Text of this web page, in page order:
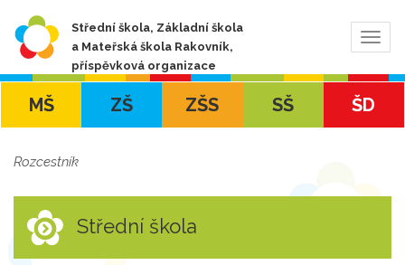
Střední škola, Základní škola
a Mateřská škola Rakovník,
příspěvková organizace
MŠ ZŠ ZŠS SŠ ŠD
Rozcestník
Střední škola